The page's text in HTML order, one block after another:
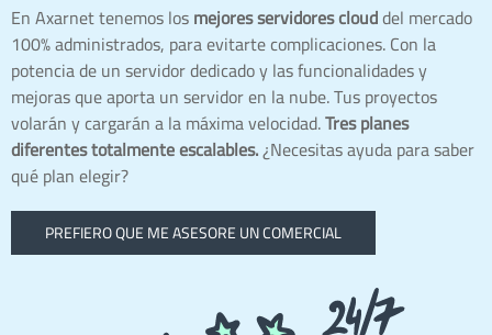
En Axarnet tenemos losmejores servidores clouddel mercado
100% administrados, para evitarte complicaciones. Con la
potencia de un servidor dedicado y las funcionalidades y
mejoras que aporta un servidor en la nube. Tus proyectos
volarán y cargarán a la máxima velocidad.Tres planes
diferentes totalmente escalables.¿Necesitas ayuda para saber
qué plan elegir?
PREFIERO QUE ME ASESORE UN COMERCIAL